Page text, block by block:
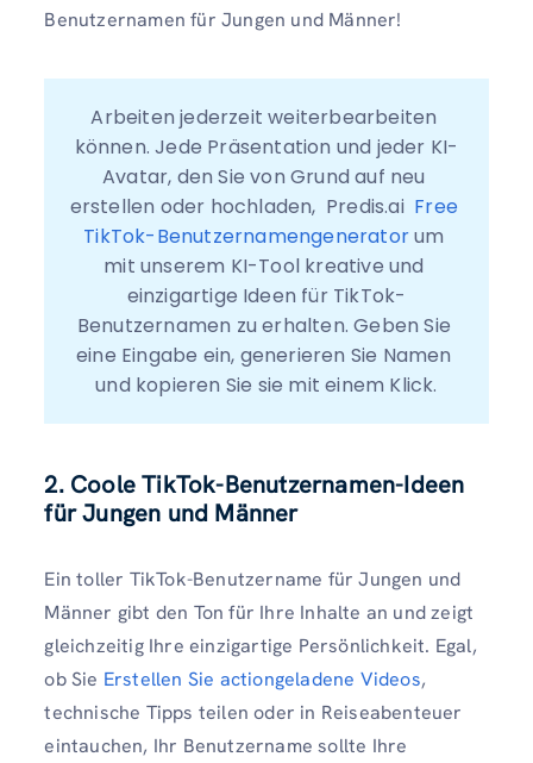
Benutzernamen für Jungen und Männer!
Arbeiten jederzeit weiterbearbeiten
können. Jede Präsentation und jeder KI-
Avatar, den Sie von Grund auf neu
erstellen oder hochladen,  Predis.ai Free
TikTok-Benutzernamengenerator um
mit unserem KI-Tool kreative und
einzigartige Ideen für TikTok-
Benutzernamen zu erhalten. Geben Sie
eine Eingabe ein, generieren Sie Namen
und kopieren Sie sie mit einem Klick.
2. Coole TikTok-Benutzernamen-Ideen
für Jungen und Männer
Ein toller TikTok-Benutzername für Jungen und
Männer gibt den Ton für Ihre Inhalte an und zeigt
gleichzeitig Ihre einzigartige Persönlichkeit. Egal,
ob Sie Erstellen Sie actiongeladene Videos,
technische Tipps teilen oder in Reiseabenteuer
eintauchen, Ihr Benutzername sollte Ihre